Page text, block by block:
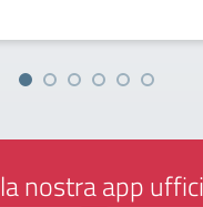
nostra app